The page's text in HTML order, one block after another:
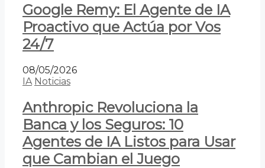
Google Remy: El Agente de IA
Proactivo que Actúa por Vos
24/7
08/05/2026
IA Noticias
Anthropic Revoluciona la
Banca y los Seguros: 10
Agentes de IA Listos para Usar
que Cambian el Juego